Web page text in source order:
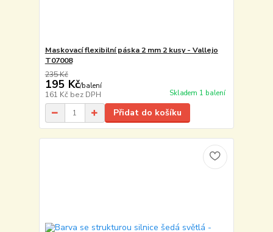
Maskovací flexibilní páska 2 mm 2 kusy - Vallejo
T07008
235 Kč
195 Kč/balení
161 Kč bez DPH Skladem 1 balení
Přidat do košíku